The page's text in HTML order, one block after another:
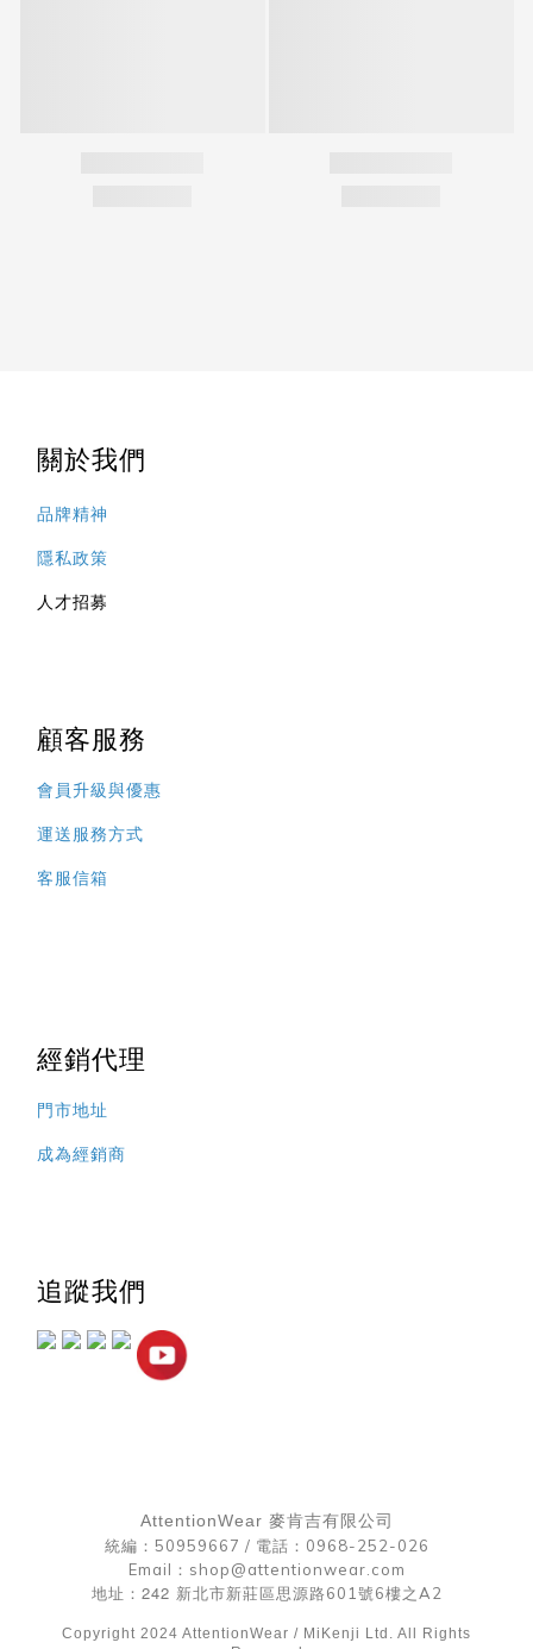
關於我們
品牌精神
隱私政策
人才招募
顧客服務
會員升級與優惠
運送服務方式
客服信箱
經銷代理
門市地址
成為經銷商
追蹤我們
AttentionWear 麥肯吉有限公司
統編：50959667 / 電話：0968-252-026
Email：shop@attentionwear.com
地址： 242 新北市新莊區思源路601號6樓之A2
Copyright 2024 AttentionWear / MiKenji Ltd. All Rights